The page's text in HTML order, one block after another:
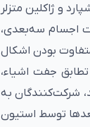
و ژاکلین متزلر
جفت اجسام سه‌بعدی،
بودن اشکال
جفت اشیاء،
شرکت‌کنندگان به
توسط استیون